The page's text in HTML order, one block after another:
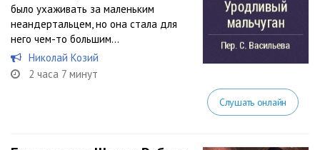
было ухаживать за маленьким
неандертальцем, но она стала для
него чем-то большим…
Николай Козий
2 часа 7 минут
Слушать онлайн